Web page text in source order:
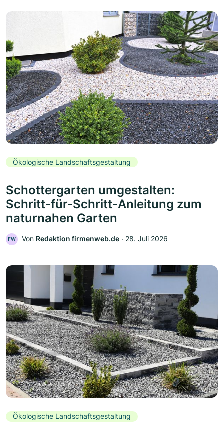
Ökologische Landschaftsgestaltung
Schottergarten umgestalten:
Schritt-für-Schritt-Anleitung zum
naturnahen Garten
FW Von Redaktion firmenweb.de ‧ 28. Juli 2026
Ökologische Landschaftsgestaltung